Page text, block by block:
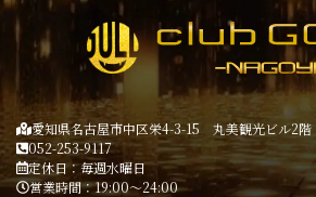
愛知県名古屋市中区栄4-3-15 丸美観光ビル2
052-253-9117
定休日：毎週水曜日
営業時間：19:00～24:00